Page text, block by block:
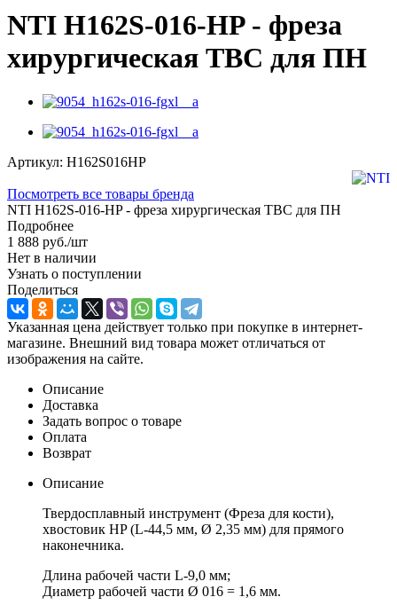
NTI H162S-016-HP - фреза
хирургическая ТВС для ПН
Артикул: H162S016HP
Посмотреть все товары бренда
NTI H162S-016-HP - фреза хирургическая ТВС для ПН
Подробнее
1 888 руб./шт
Нет в наличии
Узнать о поступлении
Поделиться
Указанная цена действует только при покупке в интернет-
магазине. Внешний вид товара может отличаться от
изображения на сайте.
Описание
Доставка
Задать вопрос о товаре
Оплата
Возврат
Описание
Твердосплавный инструмент (Фреза для кости),
хвостовик HP (L-44,5 мм, Ø 2,35 мм) для прямого
наконечника.
Длина рабочей части L-9,0 мм;
Диаметр рабочей части Ø 016 = 1,6 мм.